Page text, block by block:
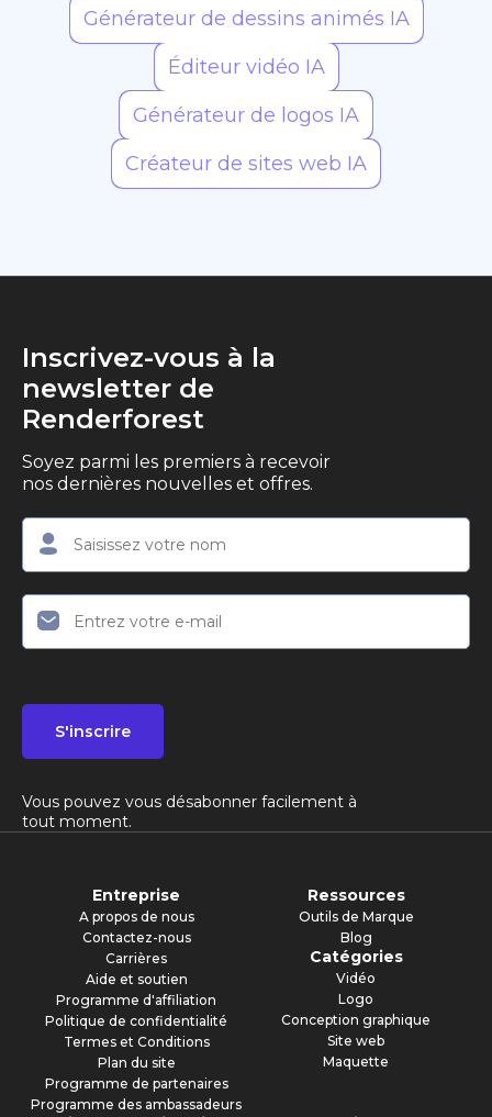
Générateur de dessins animés IA
Éditeur vidéo IA
Générateur de logos IA
Créateur de sites web IA
Inscrivez-vous à la
newsletter de
Renderforest
Soyez parmi les premiers à recevoir
nos dernières nouvelles et offres.
S'inscrire
Vous pouvez vous désabonner facilement à
tout moment.
Entreprise
A propos de nous
Contactez-nous
Carrières
Aide et soutien
Programme d'affiliation
Politique de confidentialité
Termes et Conditions
Plan du site
Programme de partenaires
Programme des ambassadeurs
Ressources
Outils de Marque
Blog
Catégories
Vidéo
Logo
Conception graphique
Site web
Maquette